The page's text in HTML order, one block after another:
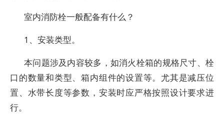
室内消防栓一般配备有什么？
1、安装类型。
本问题涉及内容较多，如消火栓箱的规格尺寸、栓
口的数量和类型、箱内组件的设置等。尤其是减压位
置、水带长度等参数，安装时应严格按照设计要求进
行。